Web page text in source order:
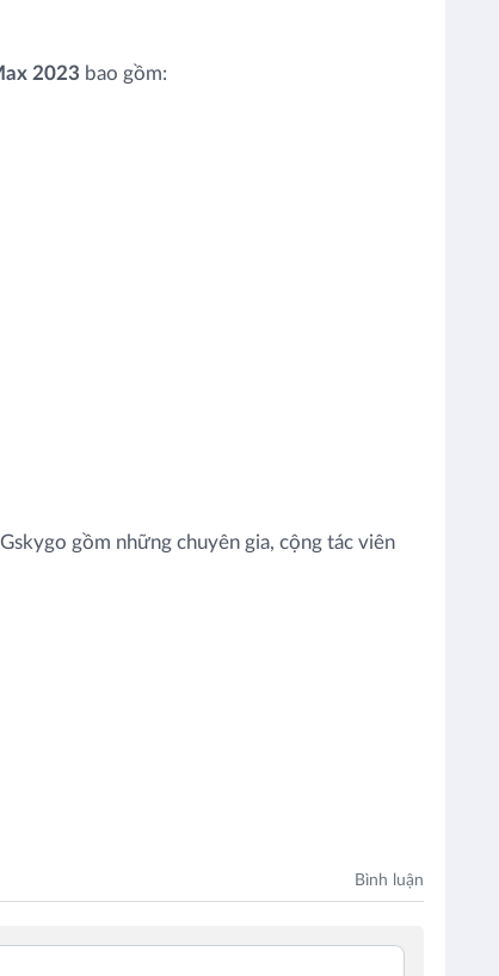
2023 bao gồm:
gồm những chuyên gia, cộng tác viên
Bình luận